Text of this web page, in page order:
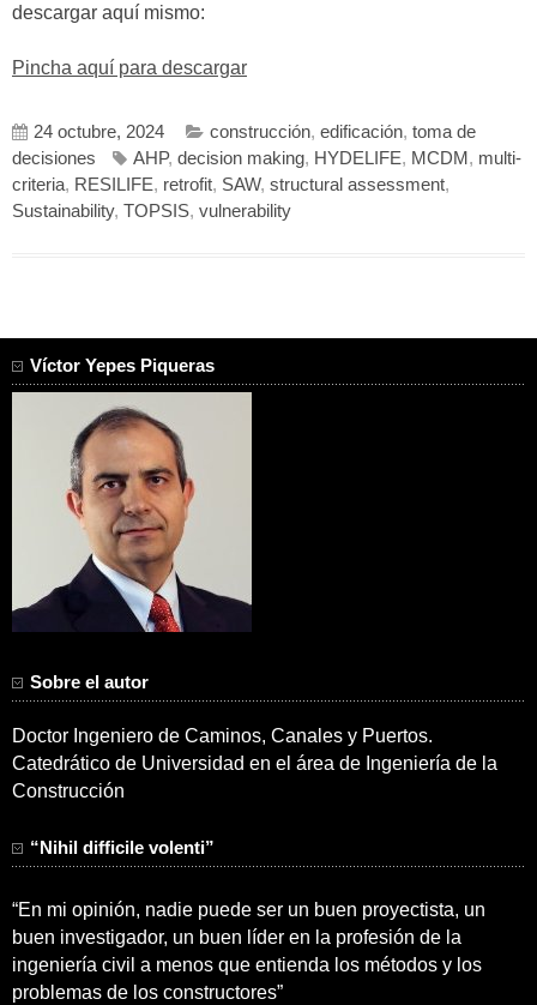
descargar aquí mismo:
Pincha aquí para descargar
24 octubre, 2024 construcción, edificación, toma de
decisiones
AHP, decision making, HYDELIFE, MCDM , multi-
criteria, RESILIFE, retrofit, SAW, structural assessment,
Sustainability, TOPSIS, vulnerability
Víctor Yepes Piqueras
Sobre el autor
Doctor Ingeniero de Caminos, Canales y Puertos.
Catedrático de Universidad en el área de Ingeniería de la
Construcción
“Nihil difficile volenti”
“En mi opinión, nadie puede ser un buen proyectista, un
buen investigador, un buen líder en la profesión de la
ingeniería civil a menos que entienda los métodos y los
problemas de los constructores”